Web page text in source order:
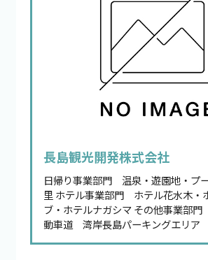
長島観光開発株式会社
日帰り事業部門 温泉・遊園地・プー
里 ホテル事業部門 ホテル花水木・
ブ・ホテルナガシマ その他事業部
動車道 湾岸長島パーキングエリア